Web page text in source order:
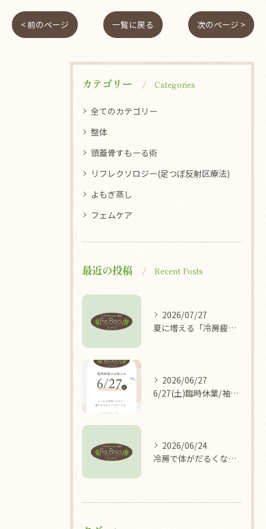
< 前のページ 一覧に戻る 次のページ >
カテゴリー Categories
全てのカテゴリー
整体
頭蓋骨すもーる術
リフレクソロジー(足つぼ反射区療法)
よもぎ蒸し
フェムケア
最近の投稿 Recent Posts
2026/07/27
夏に増える「冷房疲れ」の原因を医学的に解説/袖ケ浦/リラクゼーション整体Re.Body
2026/06/27
6/27(土)臨時休業/袖ケ浦/リラクゼーション整体Re.Body
2026/06/24
冷房で体がだるくなる理由/袖ケ浦/リラクゼーション整体Re.Body